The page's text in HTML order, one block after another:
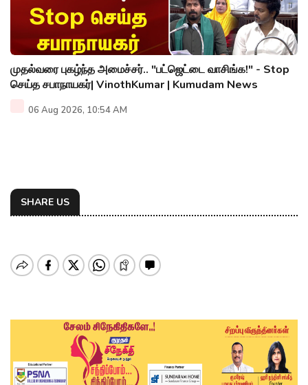
முதல்வரை புகழ்ந்த அமைச்சர்.. "பட்ஜெட்டை வாசிங்க!" - Stop
செய்த சபாநாயகர்| VinothKumar | Kumudam News
06 Aug 2026, 10:54 AM
SHARE US